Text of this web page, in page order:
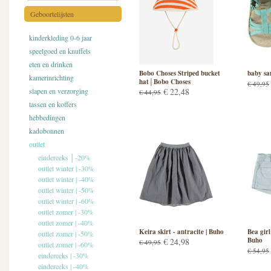
Geboortelijsten
kinderkleding 0-6 jaar
speelgoed en knuffels
eten en drinken
kamerinrichting
slapen en verzorging
tassen en koffers
hebbedingen
kadobonnen
outlet
eindereeks │-20%
outlet winter | -30%
outlet winter | -40%
outlet winter | -50%
outlet winter | -60%
outlet zomer | -30%
outlet zomer | -40%
outlet zomer | -50%
outlet zomer | -60%
eindereeks | -30%
eindereeks | -40%
Bobo Choses Striped bucket
hat│Bobo Choses
€ 44,95 € 22,48
baby
€ 49,95
Keira skirt - antracite | Buho
€ 49,95 € 24,98
Bea
Buho
€ 54,95